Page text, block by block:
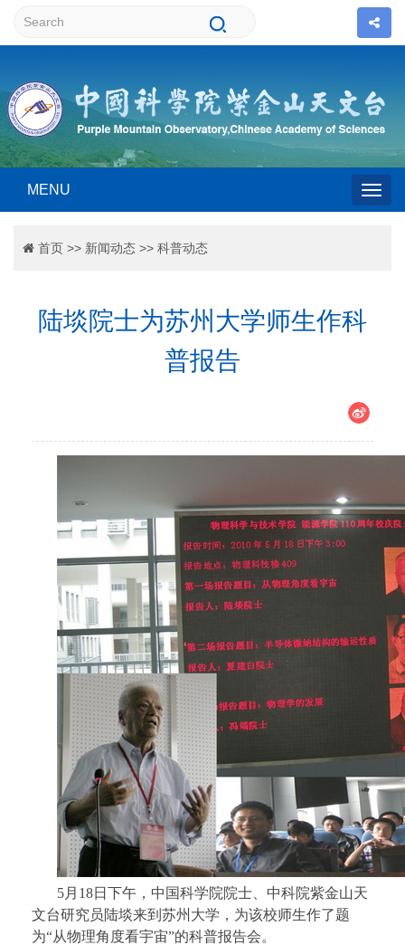
MENU
首页 >> 新闻动态 >> 科普动态
陆埮院士为苏州大学师生作科
普报告
5月18日下午，中国科学院院士、中科院紫金山天
文台研究员陆埮来到苏州大学，为该校师生作了题
为“从物理角度看宇宙”的科普报告会。